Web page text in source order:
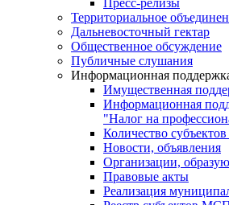
Пресс-релизы
Территориальное
Дальневосточный гектар
Общественное обсуждение
Публичные слушания
Информационная
Имущественная
Информационная
"Налог на
Количество
Новости, объявления
Организации,
Правовые акты
Реализация